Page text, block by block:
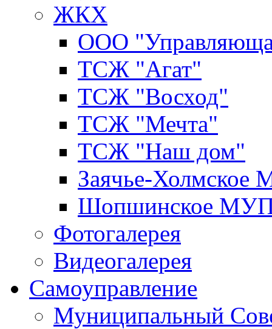
ЖКХ
ООО
ТСЖ "Агат"
ТСЖ "Восход"
ТСЖ "Мечта"
ТСЖ "Наш дом"
Заячье-
Шопшинское
Фотогалерея
Видеогалерея
Самоуправление
Муниципальный